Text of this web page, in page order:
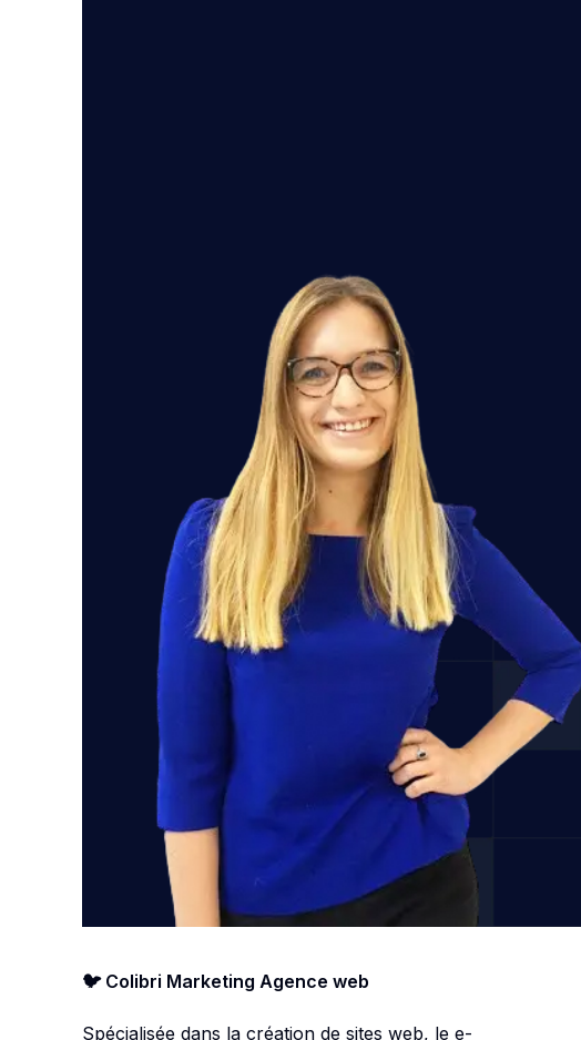
🐦 Colibri Marketing Agence web
Spécialisée dans la création de sites web, le e-